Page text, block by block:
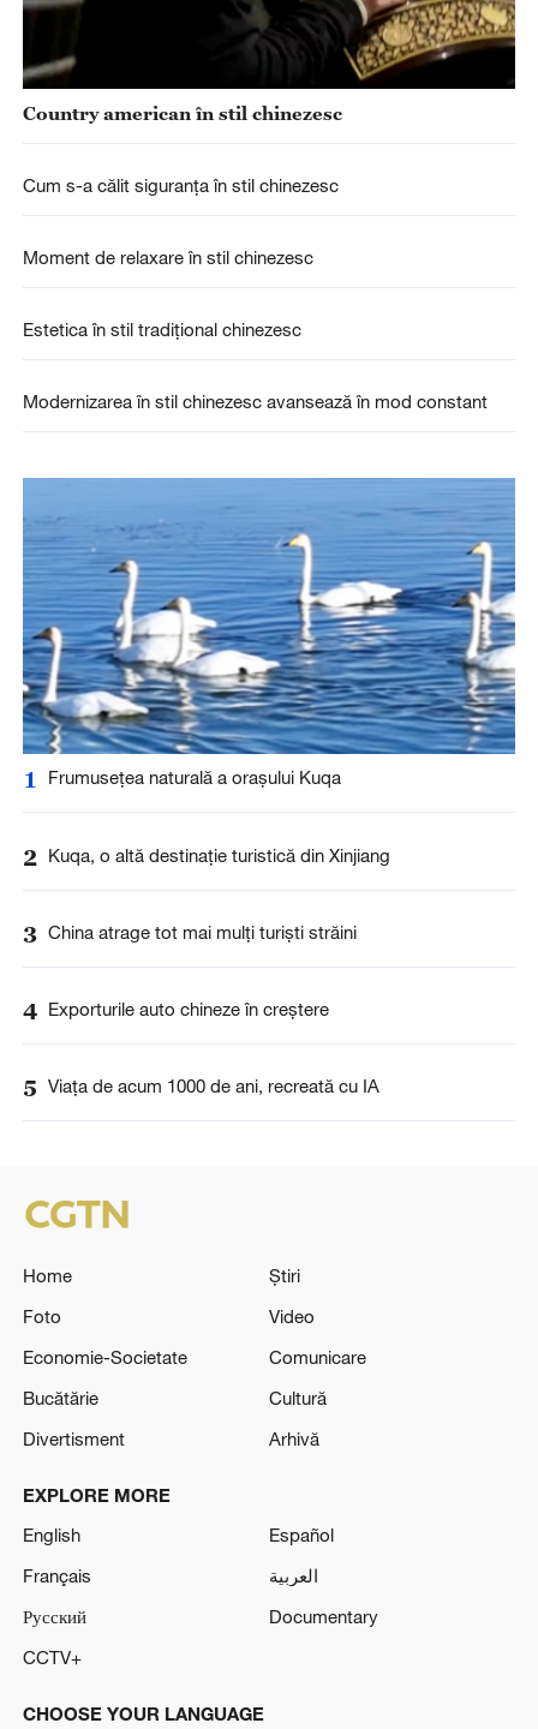
Country american în stil chinezesc
Cum s-a călit siguranța în stil chinezesc
Moment de relaxare în stil chinezesc
Estetica în stil tradițional chinezesc
Modernizarea în stil chinezesc avansează în mod constant
1 Frumusețea naturală a orașului Kuqa
2 Kuqa, o altă destinație turistică din Xinjiang
3 China atrage tot mai mulți turiști străini
4 Exporturile auto chineze în creștere
5 Viața de acum 1000 de ani, recreată cu IA
Home
Știri
Foto
Video
Economie-Societate
Comunicare
Bucătărie
Cultură
Divertisment
Arhivă
EXPLORE MORE
English
Español
Français
العربية
Русский
Documentary
CCTV+
CHOOSE YOUR LANGUAGE